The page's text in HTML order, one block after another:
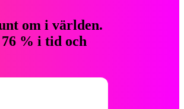
om i världen.
% i tid och